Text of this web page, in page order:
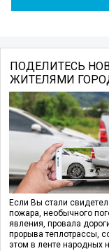
ПОДЕЛИТЕСЬ
ЖИТЕЛЯМИ
Если Вы стали
пожара, необычного
явления, провала
прорыва теплотрассы,
этом в ленте народных